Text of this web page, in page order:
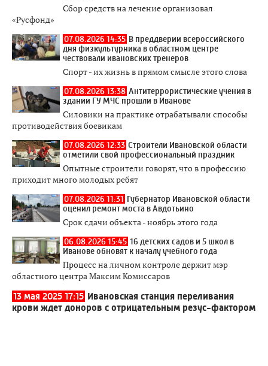
Сбор средств на лечение организовал
«Русфонд»
07.08.2026 14:35 В преддверии всероссийского
дня физкультурника в областном центре
чествовали ивановских тренеров
Спорт - их жизнь в прямом смысле этого слова
07.08.2026 13:38 Антитеррористические учения в
здании ГУ МЧС прошли в Иванове
Силовики на практике отрабатывали способы
противодействия боевикам
07.08.2026 12:33 Строители Ивановской области
отметили свой профессиональный праздник
Опытные строители говорят, что в профессию
приходит много молодых ребят
07.08.2026 11:31 Губернатор Ивановской области
оценил ремонт моста в Авдотьино
Срок сдачи объекта - ноябрь этого года
06.08.2026 15:45 16 детских садов и 5 школ в
Иванове обновят к началу учебного года
Процесс на личном контроле держит мэр
областного центра Максим Комиссаров
13 мая 2025 17:15 Ивановская станция переливания
крови ждет доноров с отрицательным резус-фактором